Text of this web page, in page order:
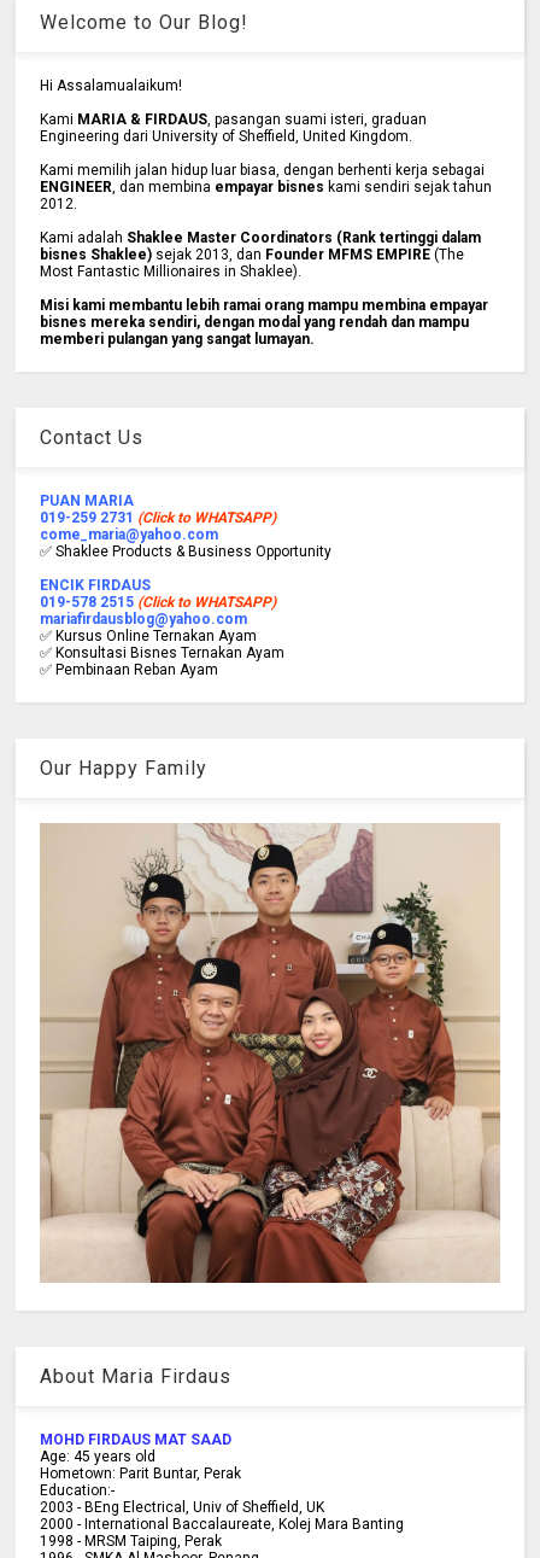
Welcome to Our Blog!
Hi Assalamualaikum!
Kami MARIA & FIRDAUS , pasangan suami isteri, graduan
Engineering dari University of Sheffield, United Kingdom.
Kami memilih jalan hidup luar biasa, dengan berhenti kerja sebagai
ENGINEER , dan membina empayar bisnes kami sendiri sejak tahun
2012.
Kami adalah Shaklee Master Coordinators (Rank tertinggi dalam
bisnes Shaklee) sejak 2013, dan Founder MFMS EMPIRE (The
Most Fantastic Millionaires in Shaklee).
Misi kami membantu lebih ramai orang mampu membina empayar
bisnes mereka sendiri, dengan modal yang rendah dan mampu
memberi pulangan yang sangat lumayan.
Contact Us
PUAN MARIA
019-259 2731 (Click to WHATSAPP)
come_maria@yahoo.com
✅ Shaklee Products & Business Opportunity
ENCIK FIRDAUS
019-578 2515 (Click to WHATSAPP)
mariafirdausblog@yahoo.com
✅ Kursus Online Ternakan Ayam
✅ Konsultasi Bisnes Ternakan Ayam
✅ Pembinaan Reban Ayam
Our Happy Family
About Maria Firdaus
MOHD FIRDAUS MAT SAAD
Age: 45 years old
Hometown: Parit Buntar, Perak
Education:-
2003 -BEng Electrical, Univ of Sheffield, UK
2000 -International Baccalaureate, Kolej Mara Banting
1998 -MRSM Taiping, Perak